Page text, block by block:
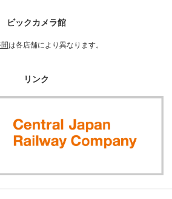
ビックカメラ館
は各店舗により異なります。
リンク